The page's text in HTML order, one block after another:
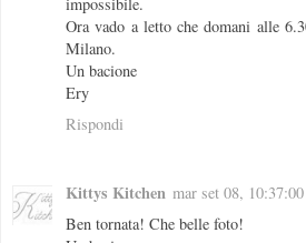
Ora vado a letto che domani alle
Milano.
Un bacione
Ery
Rispondi
Kittys Kitchen mar set 08,
Ben tornata! Che belle foto!